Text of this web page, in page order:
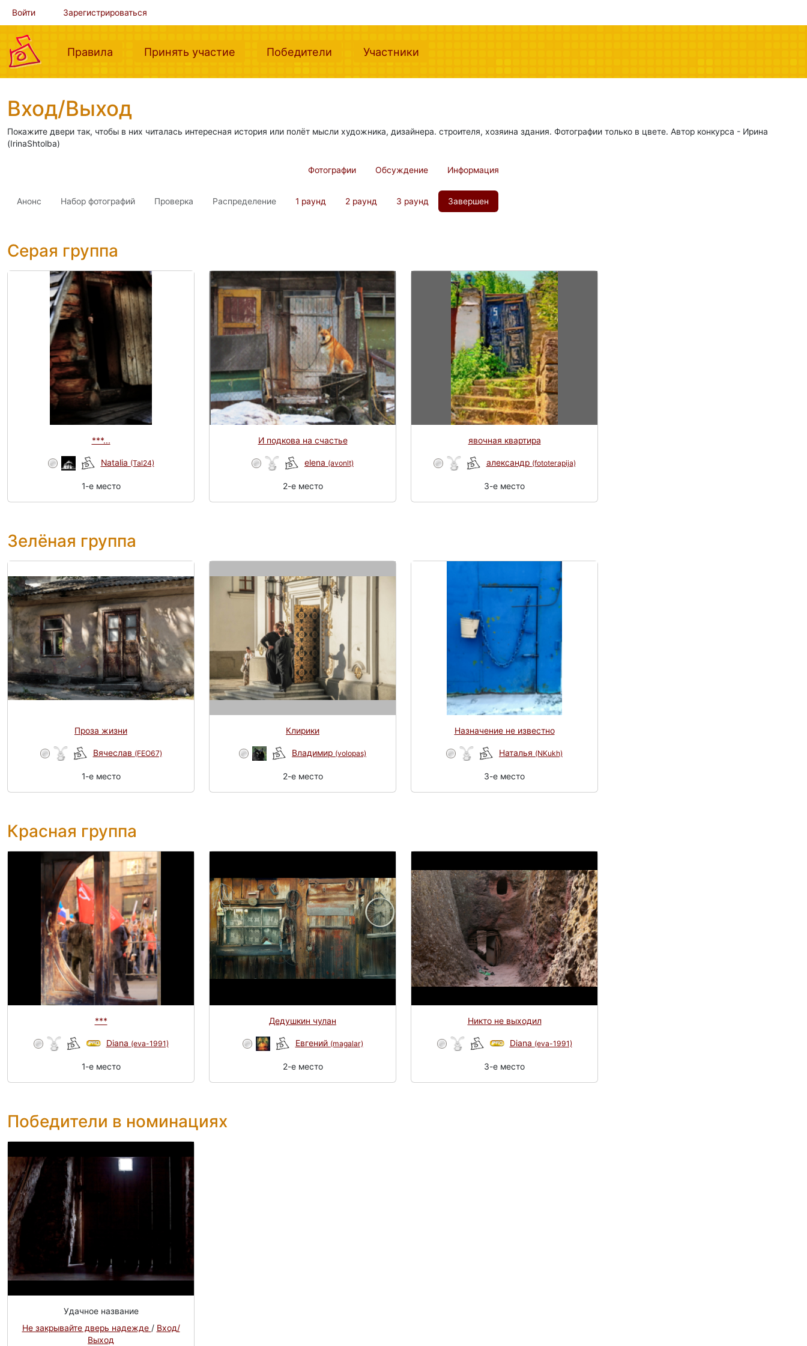
Войти Зарегистрироваться
Правила (current)Принять участие (current)Победители (current)Участники
Вход/Выход
Покажите двери так, чтобы в них читалась интересная история или полёт мысли художника, дизайнера. строителя, хозяина здания. Фотографии только в цвете. Автор конкурса - Ирина
(IrinaShtolba)
Фотографии Обсуждение Информация
Анонс Набор фотографий Проверка Распределение 1 раунд 2 раунд 3 раунд Завершен
Серая группа
***...
Natalia (Tal24)
1-e место
И подкова на счастье
elena (avonlt)
2-e место
явочная квартира
александр (fototerapija)
3-e место
Зелёная группа
Проза жизни
Вячеслав (FEO67)
1-e место
Клирики
Владимир (volopas)
2-e место
Назначение не известно
Наталья (NKukh)
3-e место
Красная группа
***
Diana (eva-1991)
1-e место
Дедушкин чулан
Евгений (magalar)
2-e место
Никто не выходил
Diana (eva-1991)
3-e место
Победители в номинациях
Удачное название
Не закрывайте дверь надежде / Вход/
Выход